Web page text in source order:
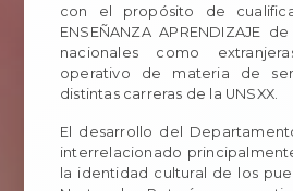
con el propósito de
ENSEÑANZA APRENDIZAJE
nacionales como
operativo de materia de
distintas carreras de la UNSXX.
El desarrollo del
interrelacionado
la identidad cultural de los